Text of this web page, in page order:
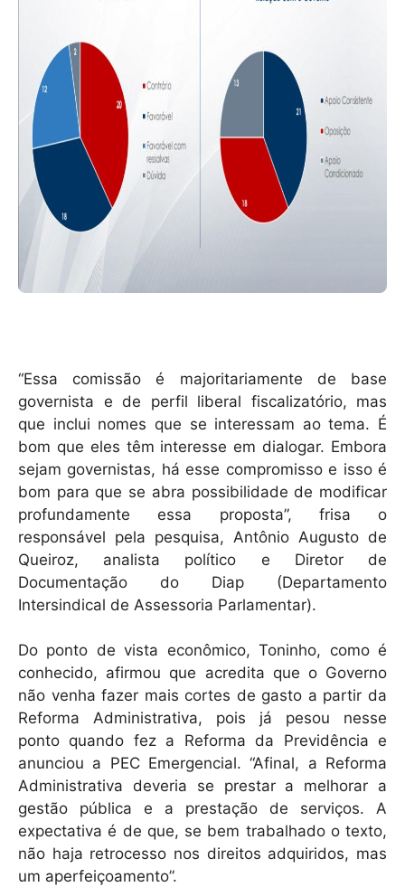
“Essa comissão é majoritariamente de base
governista e de perfil liberal fiscalizatório, mas
que inclui nomes que se interessam ao tema. É
bom que eles têm interesse em dialogar. Embora
sejam governistas, há esse compromisso e isso é
bom para que se abra possibilidade de modificar
profundamente essa proposta”, frisa o
responsável pela pesquisa, Antônio Augusto de
Queiroz, analista político e Diretor de
Documentação do Diap (Departamento
Intersindical de Assessoria Parlamentar).
Do ponto de vista econômico, Toninho, como é
conhecido, afirmou que acredita que o Governo
não venha fazer mais cortes de gasto a partir da
Reforma Administrativa, pois já pesou nesse
ponto quando fez a Reforma da Previdência e
anunciou a PEC Emergencial. “Afinal, a Reforma
Administrativa deveria se prestar a melhorar a
gestão pública e a prestação de serviços. A
expectativa é de que, se bem trabalhado o texto,
não haja retrocesso nos direitos adquiridos, mas
um aperfeiçoamento”.